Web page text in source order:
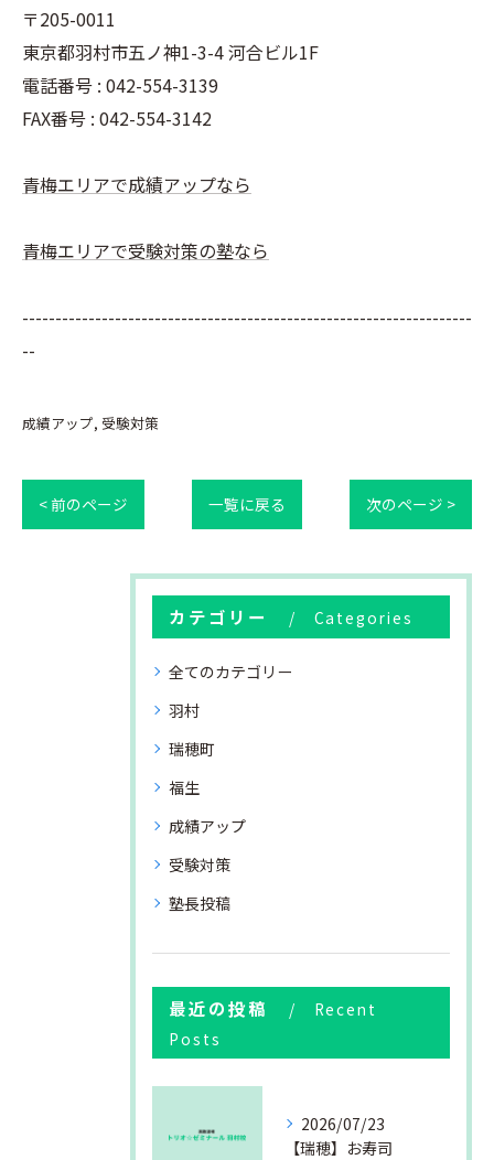
〒205-0011
東京都羽村市五ノ神1-3-4 河合ビル1F
電話番号 : 042-554-3139
FAX番号 : 042-554-3142
青梅エリアで成績アップなら
青梅エリアで受験対策の塾なら
--------------------------------------------------------------------
--
成績アップ 受験対策
< 前のページ 一覧に戻る 次のページ >
カテゴリー Categories
全てのカテゴリー
羽村
瑞穂町
福生
成績アップ
受験対策
塾長投稿
最近の投稿
Recent
Posts
2026/07/23
【瑞穂】お寿司